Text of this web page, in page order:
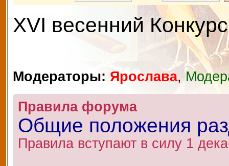
XVI весенний
Модераторы: Ярослава,
Правила форума
Общие положения
Правила вступают в силу 1